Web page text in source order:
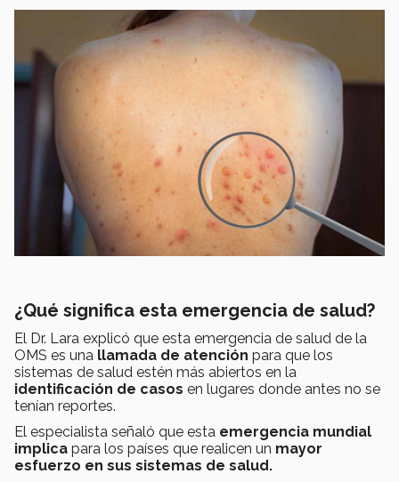
¿Qué significa esta emergencia de salud?
El Dr. Lara explicó que esta emergencia de salud de la
OMS es una llamada de atención para que los
sistemas de salud estén más abiertos en la
identificación de casos en lugares donde antes no se
tenían reportes.
El especialista señaló que esta emergencia mundial
implica para los países que realicen un mayor
esfuerzo en sus sistemas de salud.